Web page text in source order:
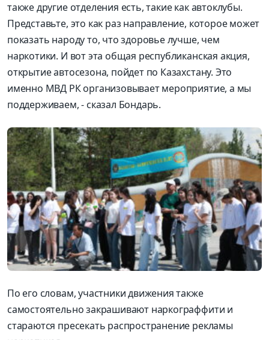
также другие отделения есть, такие как автоклубы.
Представьте, это как раз направление, которое может
показать народу то, что здоровье лучше, чем
наркотики. И вот эта общая республиканская акция,
открытиеавтосезона, пойдет по Казахстану. Это
именно МВД РК организовываетмероприятие, а мы
поддерживаем,- сказал Бондарь.
По его словам, участники движения также
самостоятельно закрашивают наркограффити и
стараются пресекать распространение рекламы